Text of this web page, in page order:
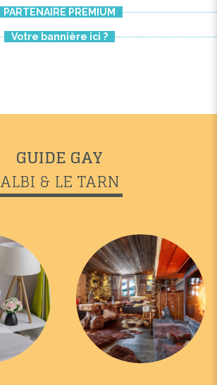
PARTENAIRE PREMIUM
Votre bannière ici ?
GUIDE GAY
ALBI & LE TARN